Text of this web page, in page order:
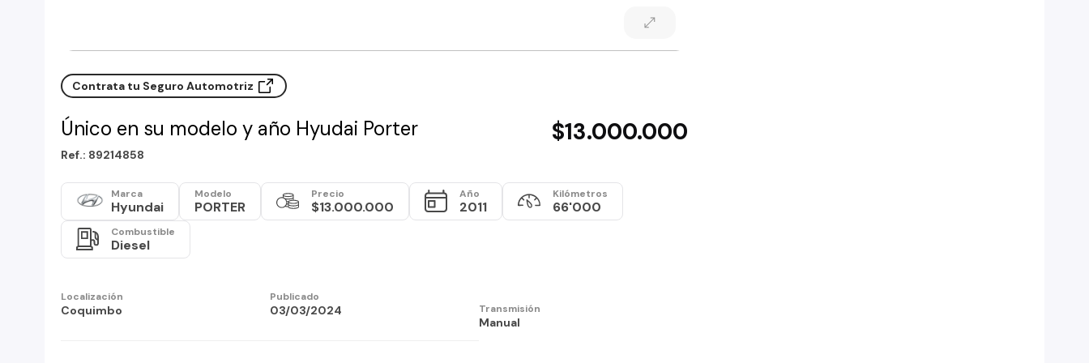
Contrata tu Seguro Automotriz
Único en su modelo y año Hyudai Porter $13.000.000
Ref.: 89214858
Marca
Hyundai
Modelo
PORTER
Precio
$13.000.000
Año
2011
Kilómetros
66'000
Combustible
Diesel
Localización
Coquimbo
Publicado
03/03/2024 Transmisión
Manual